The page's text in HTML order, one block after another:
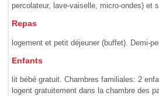
percolateur, lave-vaiselle, micro-ondes) et
Repas
logement et petit déjeuner (buffet). Demi-
Enfants
lit bébé gratuit. Chambres familiales: 2
logent gratuitement dans la chambre des